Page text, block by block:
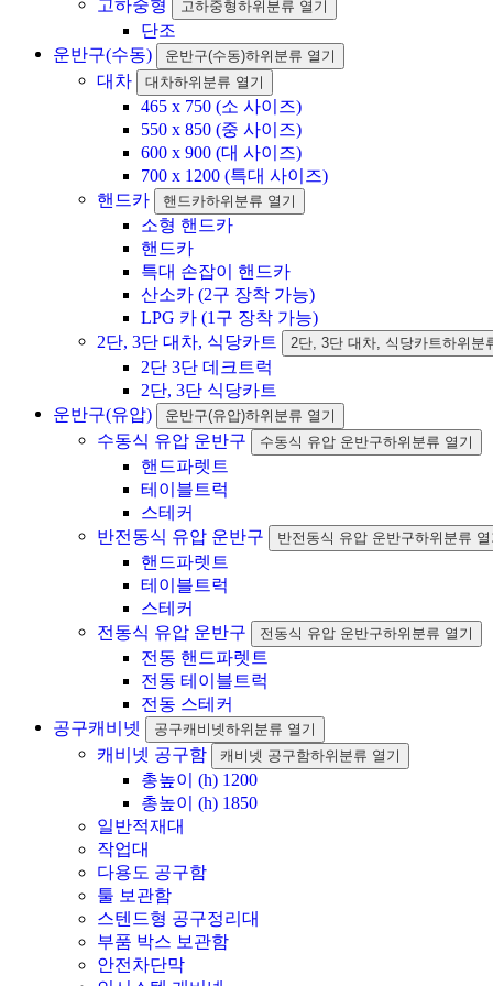
고하중형 고하중형하위분류 열기
단조
운반구(수동)
운반구(수동)하위분류 열기
대차 대차하위분류 열기
465 x 750 (소 사이즈)
550 x 850 (중 사이즈)
600 x 900 (대 사이즈)
700 x 1200 (특대 사이즈)
핸드카
핸드카하위분류 열기
소형 핸드카
핸드카
특대 손잡이 핸드카
산소카 (2구 장착 가능)
LPG 카 (1구 장착 가능)
2단, 3단 대차, 식당카트
2단, 3단 대차, 식당카트하위분
2단 3단 데크트럭
2단, 3단 식당카트
운반구(유압)
운반구(유압)하위분류 열기
수동식 유압 운반구 수동식 유압 운반구하위분류 열기
핸드파렛트
테이블트럭
스테커
반전동식 유압 운반구
반전동식 유압 운반구하위분류
핸드파렛트
테이블트럭
스테커
전동식 유압 운반구
전동식 유압 운반구하위분류 열기
전동 핸드파렛트
전동 테이블트럭
전동 스테커
공구캐비넷
공구캐비넷하위분류 열기
캐비넷 공구함 캐비넷 공구함하위분류 열기
총높이 (h) 1200
총높이 (h) 1850
일반적재대
작업대
다용도 공구함
툴 보관함
스텐드형 공구정리대
부품 박스 보관함
안전차단막